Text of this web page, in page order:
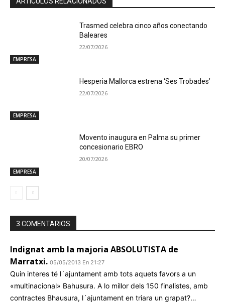
EMPRESA
Trasmed celebra cinco años conectando
Baleares
22/07/2026
EMPRESA
Hesperia Mallorca estrena ‘Ses Trobades’
22/07/2026
EMPRESA
Movento inaugura en Palma su primer
concesionario EBRO
20/07/2026
3 COMENTARIOS
Indignat amb la majoria ABSOLUTISTA de
Marratxi. 05/05/2013 En 21:27
Quin interes té l´ajuntament amb tots aquets favors a un
«multinacional» Bahusura. A lo millor dels 150 finalistes, amb
contractes Bhausura, l´ajuntament en triara un grapat?…